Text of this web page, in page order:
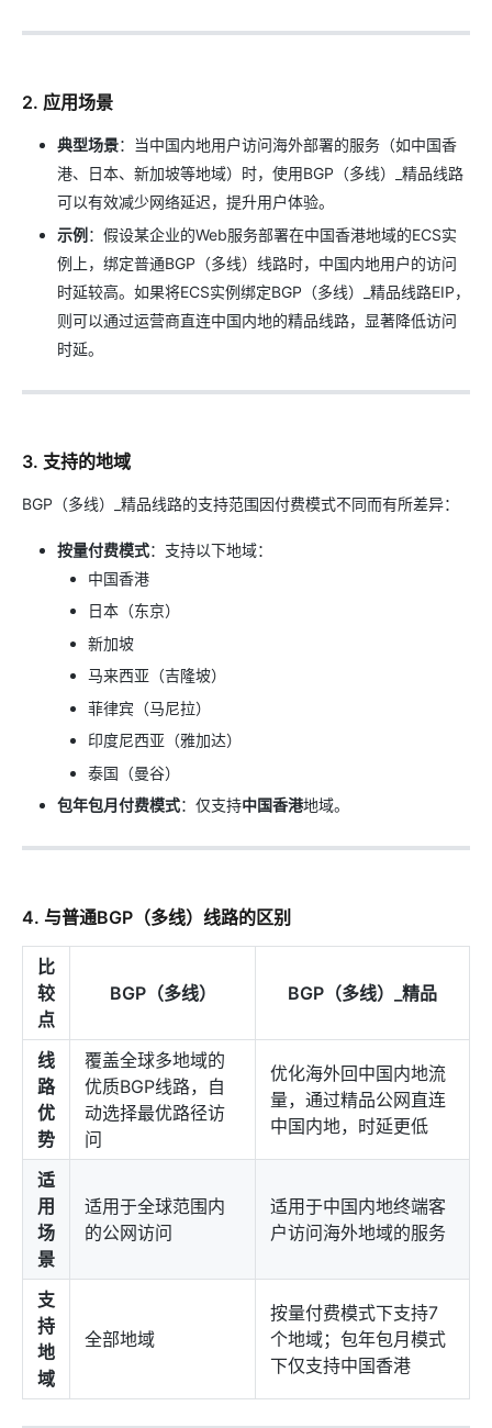
2. 应用场景
典型场景：当中国内地用户访问海外部署的服务（如中国香
港、日本、新加坡等地域）时，使用BGP（多线）_精品线路
可以有效减少网络延迟，提升用户体验。
示例 ：假设某企业的Web服务部署在中国香港地域的ECS实
例上，绑定普通BGP（多线）线路时，中国内地用户的访问
时延较高。如果将ECS实例绑定BGP（多线）_精品线路EIP，
则可以通过运营商直连中国内地的精品线路，显著降低访问
时延。
3. 支持的地域
BGP（多线）_精品线路的支持范围因付费模式不同而有所差异：
按量付费模式：支持以下地域：
中国香港
日本（东京）
新加坡
马来西亚（吉隆坡）
菲律宾（马尼拉）
印度尼西亚（雅加达）
泰国（曼谷）
包年包月付费模式：仅支持中国香港地域。
4. 与普通BGP（多线）线路的区别
比
较
点
BGP（多线） BGP（多线）_精品
线
路
优
势
覆盖全球多地域的
优质BGP线路，自
动选择最优路径访
问
优化海外回中国内地流
量，通过精品公网直连
中国内地，时延更低
适
用
场
景
适用于全球范围内
的公网访问
适用于中国内地终端客
户访问海外地域的服务
支
持
地
域
全部地域
按量付费模式下支持7
个地域；包年包月模式
下仅支持中国香港